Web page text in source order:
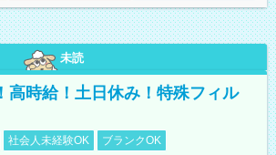
未読
高時給！土日休み！特殊フィル
社会人未経験OK
ブランクOK